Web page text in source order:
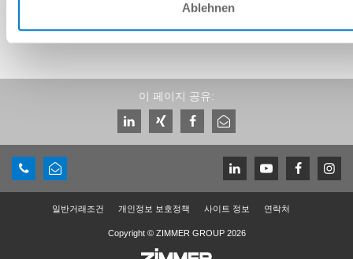
Ablehnen
이 페이지 공유:
일반거래조건 개인정보 보호정책 사이트 정보 연락처
Copyright © ZIMMER GROUP 2026